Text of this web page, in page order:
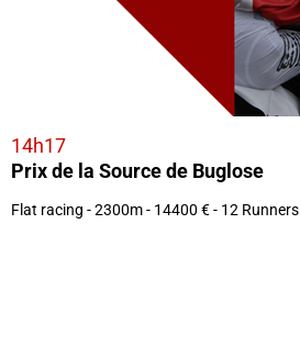
14h17
Prix de la Source de Buglose
Flat racing - 2300m - 14400 € - 12 Runners